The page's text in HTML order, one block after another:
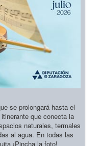
se prolongará hasta el
que conecta la
naturales, termales
al agua. En todas las
¡Pincha la foto!